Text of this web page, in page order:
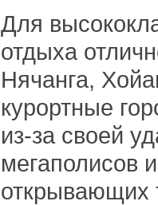
Для
отдыха
Нячанга,
курортные
из-за своей
мегаполисов
открывающих